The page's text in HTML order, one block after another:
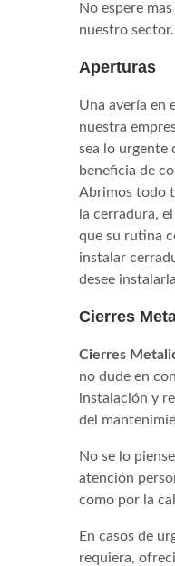
No espere
nuestro sector.
Aperturas
Una avería en
nuestra
sea lo urgente
beneficia de
Abrimos todo
la cerradura,
que su rutina
instalar
desee
Cierres
Cierres
no dude en
instalación y
del
No se lo
atención
como por la
En casos de
requiera,